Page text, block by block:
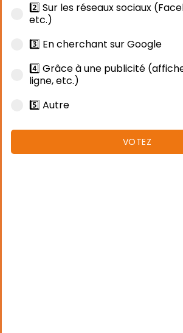
2️⃣ Sur les réseaux sociaux
etc.)
3️⃣ En cherchant sur Google
4️⃣ Grâce à une publicité
ligne, etc.)
5️⃣ Autre
VOTEZ